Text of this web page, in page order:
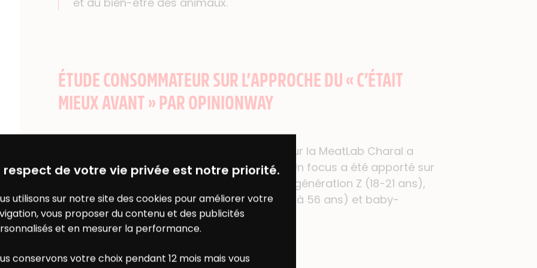
ÉTUDE CONSOMMATEUR SUR L’APPROCHE DU « C’ÉTAIT
MIEUX AVANT » PAR OPINIONWAY
pour la MeatLab Charal a
abordé la notion du « c’était mieux avant ». Un focus a été apporté sur
l’alimentation, au travers de 4 générations : génération Z (18-21 ans),
génération Y (22 à 40 ans), génération X (41 à 56 ans) et baby-
boomers (57 ans et plus).
CE QU’IL EN RESSORT :
respect de votre vie privée est notre priorité.
utilisons sur notre site des cookies pour améliorer votre
vous proposer du contenu et des publicités
et en mesurer la performance.
conservons votre choix pendant 12 mois mais vous